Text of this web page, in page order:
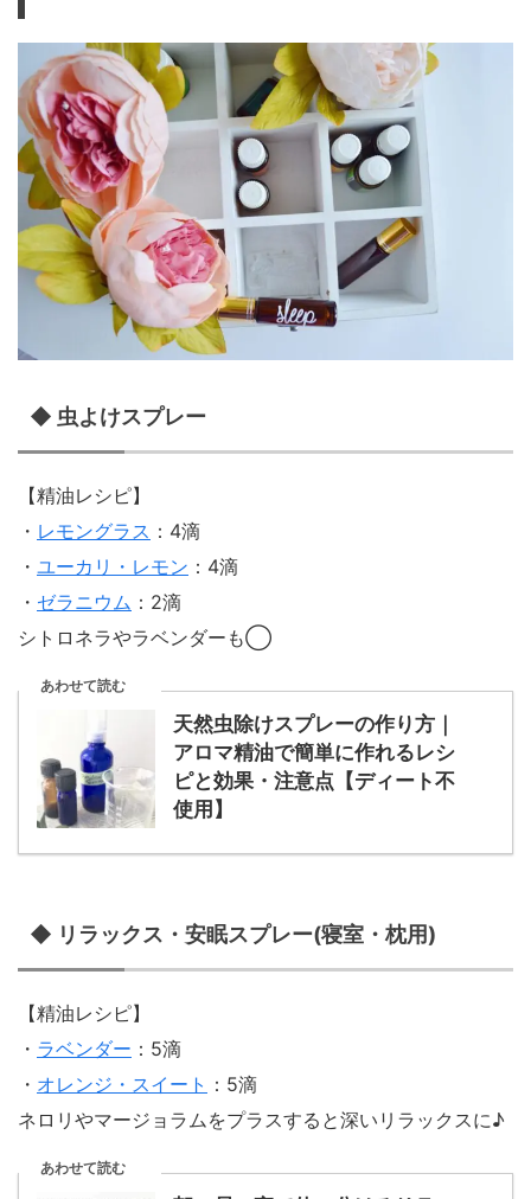
◆ 虫よけスプレー
【精油レシピ】
・ レモングラス ：4滴
・ ユーカリ・レモン ：4滴
・ ゼラニウム ：2滴
シトロネラやラベンダーも◯
あわせて読む
天然虫除けスプレーの作り方｜
アロマ精油で簡単に作れるレシ
ピと効果・注意点【ディート不
使用】
◆ リラックス・安眠スプレー(寝室・枕用)
【精油レシピ】
・ ラベンダー ：5滴
・ オレンジ・スイート ：5滴
ネロリやマージョラムをプラスすると深いリラックスに♪
あわせて読む